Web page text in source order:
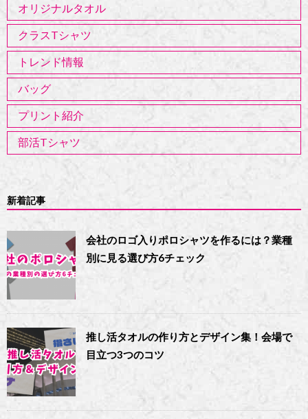
オリジナルタオル
クラスTシャツ
トレンド情報
バッグ
プリント紹介
部活Tシャツ
新着記事
会社のロゴ入りポロシャツを作るには？業種
別に見る選び方6チェック
推し活タオルの作り方とデザイン集！会場で
目立つ3つのコツ